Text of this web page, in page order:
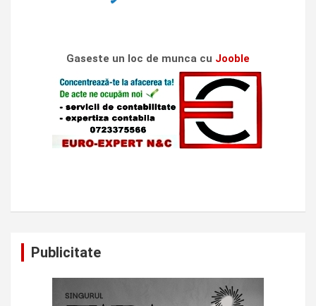
Gaseste un loc de munca cu Jooble
Publicitate